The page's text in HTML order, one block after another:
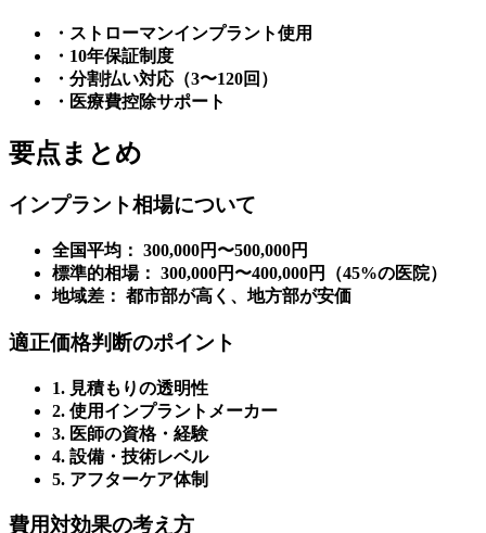
・ストローマンインプラント使用
・10年保証制度
・分割払い対応（3〜120回）
・医療費控除サポート
要点まとめ
インプラント相場について
全国平均： 300,000円〜500,000円
標準的相場： 300,000円〜400,000円（45%の医院）
地域差： 都市部が高く、地方部が安価
適正価格判断のポイント
1. 見積もりの透明性
2. 使用インプラントメーカー
3. 医師の資格・経験
4. 設備・技術レベル
5. アフターケア体制
費用対効果の考え方